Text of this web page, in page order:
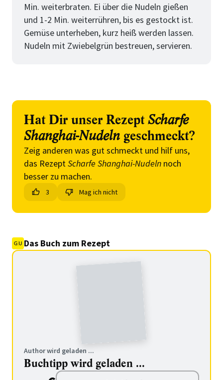
Min. weiterbraten. Ei über die Nudeln gießen
und 1-2 Min. weiterrühren, bis es gestockt ist.
Gemüse unterheben, kurz heiß werden lassen.
Nudeln mit Zwiebelgrün bestreuen, servieren.
Hat Dir unser Rezept Scharfe
Shanghai-Nudeln geschmeckt?
Zeig anderen was gut schmeckt und hilf uns,
das RezeptScharfe Shanghai-Nudeln noch
besser zu machen.
3 Mag ich nicht
Das Buch zum Rezept
Author wird geladen ...
Buchtipp wird geladen ...